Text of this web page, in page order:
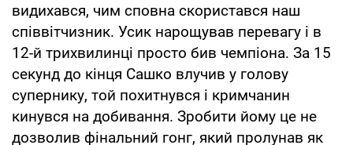
видихався, чим сповна скористався наш
співвітчизник. Усик нарощував перевагу і в
12-й трихвилинці просто бив чемпіона. За 15
секунд до кінця Сашко влучив у голову
супернику, той похитнувся і кримчанин
кинувся на добивання. Зробити йому це не
дозволив фінальний гонг, який пролунав як